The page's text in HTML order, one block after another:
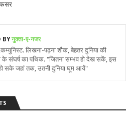
BYनुक्ता-ए-नजर
लिखना-पढ़ना शौक, बेहतर दुनिया की
के संघर्ष का पथिक. "जितना सम्भव हो देख सकें, इस
सके जहां तक, उतनी दुनिया घूम आयें"